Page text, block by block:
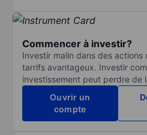
Commencer à investir?
Investir malin dans des
tarrifs avantageux. Investir
investissement peut perdre de
Ouvrir un
compte